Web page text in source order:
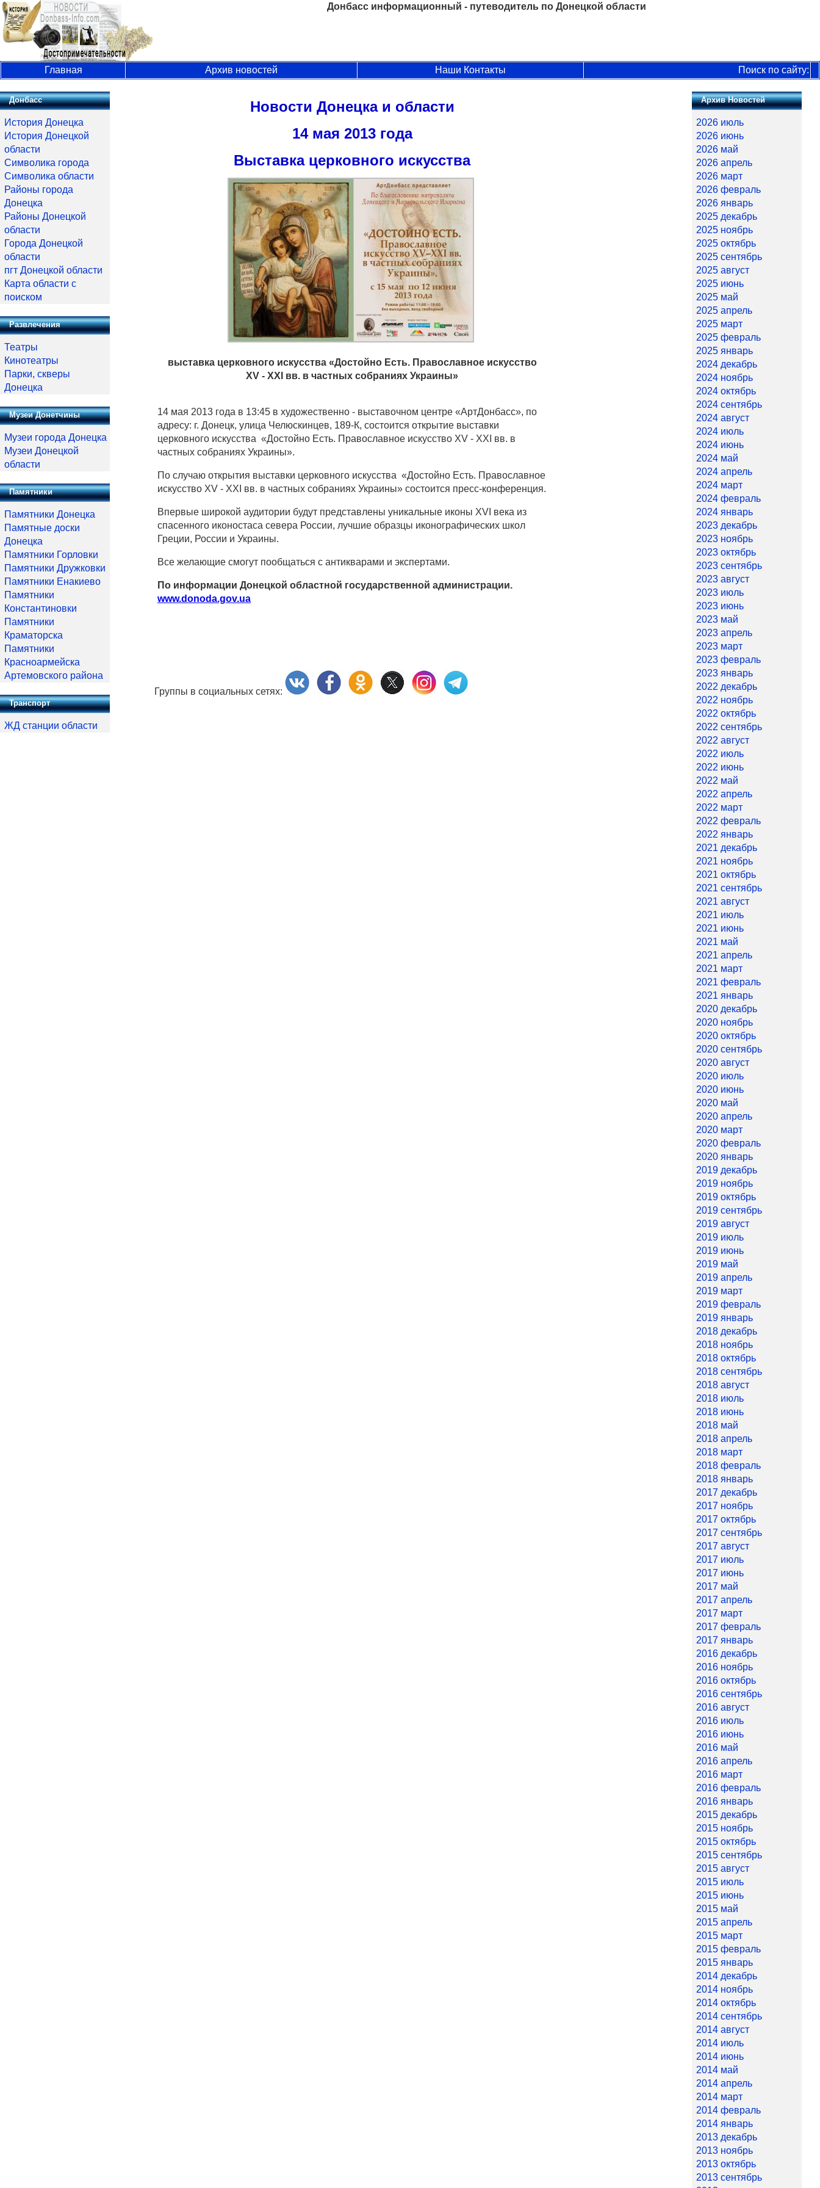
Донбасс информационный - путеводитель по Донецкой области
Главная Архив новостей Наши Контакты Поиск по сайту:
Новости Донецка и области
14 мая 2013 года
Выставка церковного искусства
выставка церковного искусства «Достойно Есть. Православное искусство
XV - XXI вв. в частных собраниях Украины»
14 мая 2013 года в 13:45 в художественно - выставочном центре «АртДонбасс», по
адресу: г. Донецк, улица Челюскинцев, 189-К, состоится открытие выставки
церковного искусства «Достойно Есть. Православное искусство XV - XXI вв. в
частных собраниях Украины».
По случаю открытия выставки церковного искусства «Достойно Есть. Православное
искусство XV - XXI вв. в частных собраниях Украины» состоится пресс-конференция.
Впервые широкой аудитории будут представлены уникальные иконы XVI века из
спасенного иконостаса севера России, лучшие образцы иконографических школ
Греции, России и Украины.
Все желающие смогут пообщаться с антикварами и экспертами.
По информации Донецкой областной государственной администрации.
www.donoda.gov.ua
Группы в социальных сетях:
Донбасс
История Донецка
История Донецкой
области
Символика города
Символика области
Районы города
Донецка
Районы Донецкой
области
Города Донецкой
области
пгт Донецкой области
Карта области с
поиском
Развлечения
Театры
Кинотеатры
Парки, скверы
Донецка
Музеи Донетчины
Музеи города Донецка
Музеи Донецкой
области
Памятники
Памятники Донецка
Памятные доски
Донецка
Памятники Горловки
Памятники Дружковки
Памятники Енакиево
Памятники
Константиновки
Памятники
Краматорска
Памятники
Красноармейска
Артемовского района
Транспорт
ЖД станции области
Архив Новостей
2026 июль
2026 июнь
2026 май
2026 апрель
2026 март
2026 февраль
2026 январь
2025 декабрь
2025 ноябрь
2025 октябрь
2025 сентябрь
2025 август
2025 июнь
2025 май
2025 апрель
2025 март
2025 февраль
2025 январь
2024 декабрь
2024 ноябрь
2024 октябрь
2024 сентябрь
2024 август
2024 июль
2024 июнь
2024 май
2024 апрель
2024 март
2024 февраль
2024 январь
2023 декабрь
2023 ноябрь
2023 октябрь
2023 сентябрь
2023 август
2023 июль
2023 июнь
2023 май
2023 апрель
2023 март
2023 февраль
2023 январь
2022 декабрь
2022 ноябрь
2022 октябрь
2022 сентябрь
2022 август
2022 июль
2022 июнь
2022 май
2022 апрель
2022 март
2022 февраль
2022 январь
2021 декабрь
2021 ноябрь
2021 октябрь
2021 сентябрь
2021 август
2021 июль
2021 июнь
2021 май
2021 апрель
2021 март
2021 февраль
2021 январь
2020 декабрь
2020 ноябрь
2020 октябрь
2020 сентябрь
2020 август
2020 июль
2020 июнь
2020 май
2020 апрель
2020 март
2020 февраль
2020 январь
2019 декабрь
2019 ноябрь
2019 октябрь
2019 сентябрь
2019 август
2019 июль
2019 июнь
2019 май
2019 апрель
2019 март
2019 февраль
2019 январь
2018 декабрь
2018 ноябрь
2018 октябрь
2018 сентябрь
2018 август
2018 июль
2018 июнь
2018 май
2018 апрель
2018 март
2018 февраль
2018 январь
2017 декабрь
2017 ноябрь
2017 октябрь
2017 сентябрь
2017 август
2017 июль
2017 июнь
2017 май
2017 апрель
2017 март
2017 февраль
2017 январь
2016 декабрь
2016 ноябрь
2016 октябрь
2016 сентябрь
2016 август
2016 июль
2016 июнь
2016 май
2016 апрель
2016 март
2016 февраль
2016 январь
2015 декабрь
2015 ноябрь
2015 октябрь
2015 сентябрь
2015 август
2015 июль
2015 июнь
2015 май
2015 апрель
2015 март
2015 февраль
2015 январь
2014 декабрь
2014 ноябрь
2014 октябрь
2014 сентябрь
2014 август
2014 июль
2014 июнь
2014 май
2014 апрель
2014 март
2014 февраль
2014 январь
2013 декабрь
2013 ноябрь
2013 октябрь
2013 сентябрь